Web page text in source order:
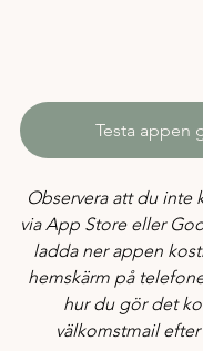
Testa appen
Observera att du inte
via App Store eller
ladda ner appen
hemskärm på
hur du gör det
välkomstmail